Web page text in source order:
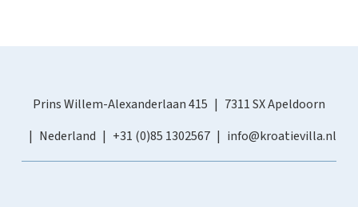
Prins Willem-Alexanderlaan 415
7311 SX Apeldoorn
Nederland
+31 (0)85 1302567 info@kroatievilla.nl